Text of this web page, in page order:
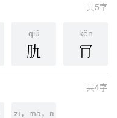
共5字
qiú
肍
kěn
肎
共4字
zī，mā，mā